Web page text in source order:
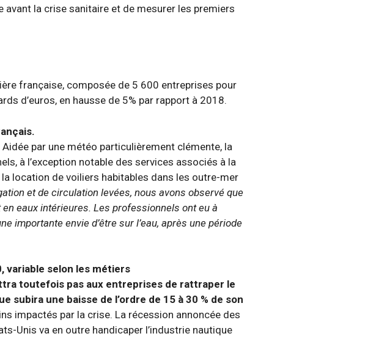
la crise sanitaire et de mesurer les premiers
française, composée de 5 600 entreprises pour
d’euros, en hausse de 5% par rapport à 2018.
par une météo particulièrement clémente, la
à l’exception notable des services associés à la
location de voiliers habitables dans les outre-mer
et de circulation levées, nous avons observé que
eaux intérieures. Les professionnels ont eu à
importante envie d’être sur l’eau, après une période
variable selon les métiers
toutefois pas aux entreprises de rattraper le
subira une baisse de l’ordre de 15 à 30 % de son
impactés par la crise. La récession annoncée des
Unis va en outre handicaper l’industrie nautique